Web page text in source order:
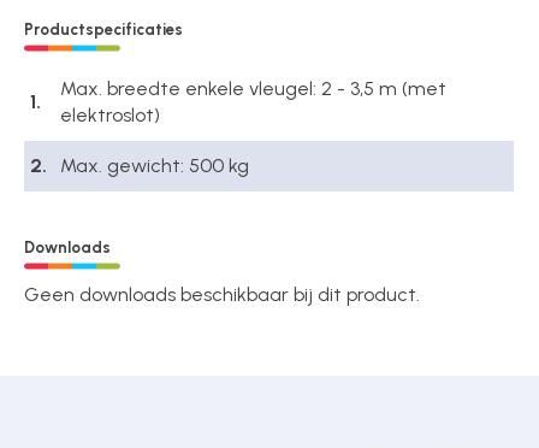
Productspecificaties
1.
Max. breedte enkele vleugel: 2 - 3,5 m (met
elektroslot)
2. Max. gewicht: 500 kg
Downloads
Geen downloads beschikbaar bij dit product.